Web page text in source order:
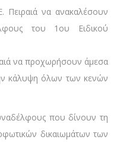
Πειραιά να ανακαλέσουν
του 1ου Ειδικού
να προχωρήσουν άμεσα
κάλυψη όλων των κενών
που δίνουν τη
δικαιωμάτων των